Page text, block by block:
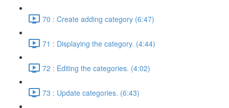
70 : Create adding category (6:47)
71 : Displaying the category. (4:44)
72 : Editing the categories. (4:02)
73 : Update categories. (6:43)